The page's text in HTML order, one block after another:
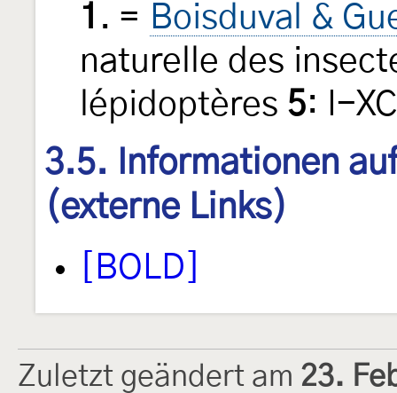
1 . = Boisduval &
naturelle des
lépidoptères 5: I-
3.5. Informationen
(externe Links)
[BOLD]
Zuletzt geändert am 23.